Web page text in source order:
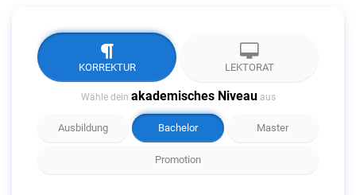
KORREKTUR LEKTORAT
Wähle dein akademisches Niveau aus
Ausbildung Bachelor Master
Promotion